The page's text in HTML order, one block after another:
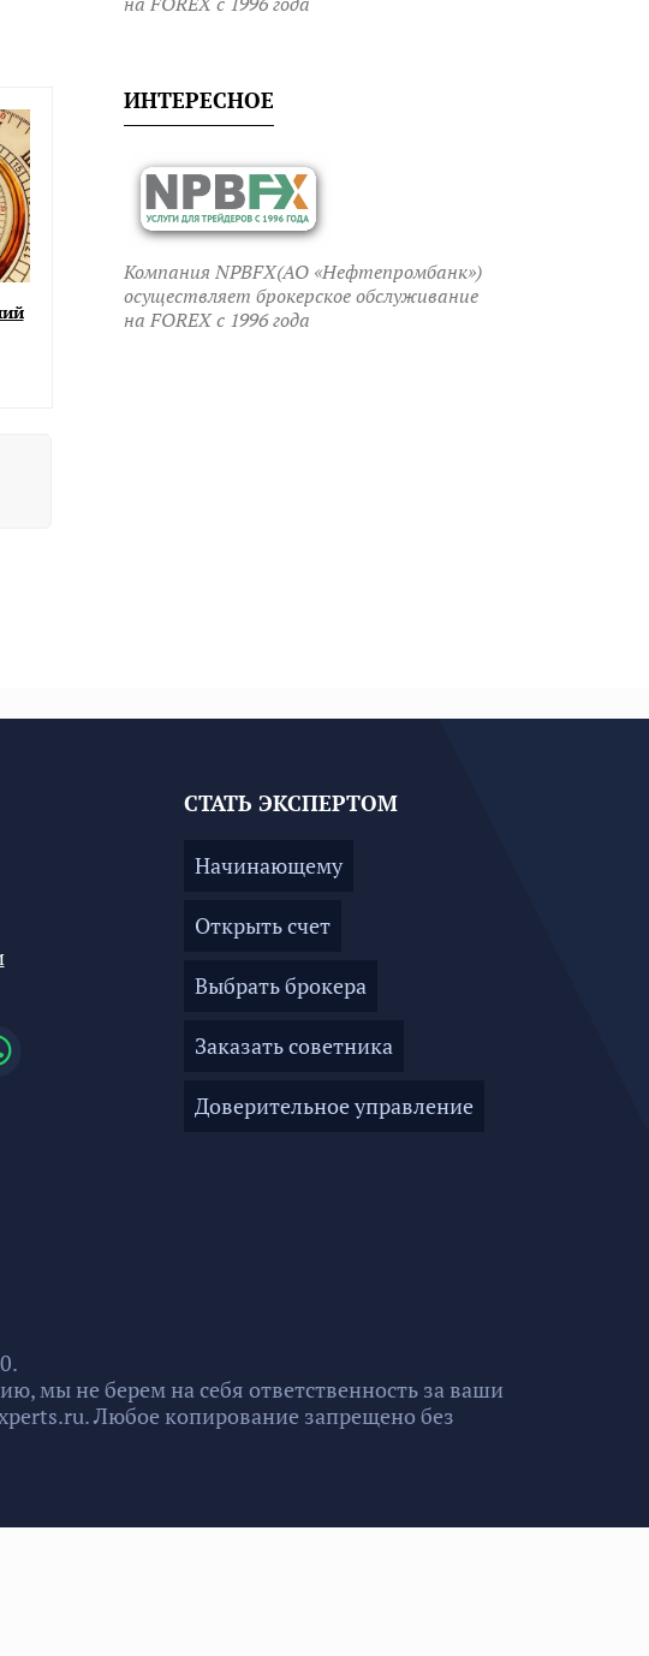
ИНТЕРЕСНОЕ
Компания NPBFX(АО «Нефтепромбанк»)
осуществляет брокерское обслуживание
на FOREX c 1996 года
СТАТЬ ЭКСПЕРТОМ
Начинающему
Открыть счет
Выбрать брокера
Заказать советника
Доверительное управление
мы не берем на себя ответственность за ваши
Любое копирование запрещено без